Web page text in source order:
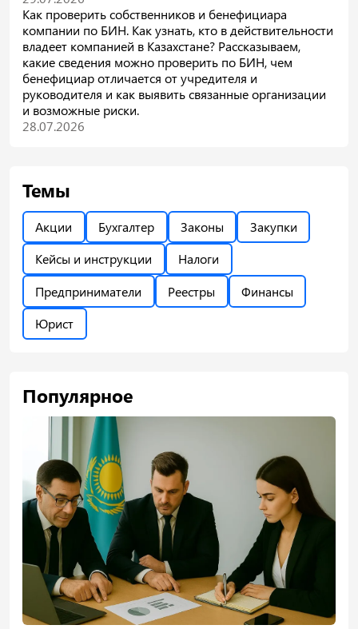
Как проверить собственников и бенефициара
компании по БИН. Как узнать, кто в действительности
владеет компанией в Казахстане? Рассказываем,
какие сведения можно проверить по БИН, чем
бенефициар отличается от учредителя и
руководителя и как выявить связанные организации
и возможные риски.
28.07.2026
Темы
Акции Бухгалтер Законы
Закупки
Кейсы и инструкции
Налоги
Предприниматели
Реестры
Финансы
Юрист
Популярное